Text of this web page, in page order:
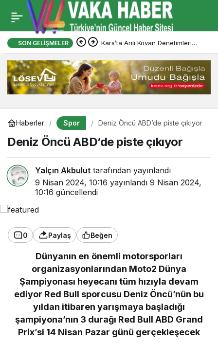
SON GELIŞMELER Kars’ta Arılı Kovan Denetimleri
Sürüyor
Haberler Spor Deniz Öncü ABD’de piste çıkıyor
Deniz Öncü ABD’de piste çıkıyor
Yalçın Akbulut tarafından yayınlandı
9 Nisan 2024, 10:16 yayınlandı 9 Nisan 2024,
10:16 güncellendi
0 Paylaş Beğen
Dünyanın en önemli motorsporları
organizasyonlarından Moto2 Dünya
Şampiyonası heyecanı tüm hızıyla devam
ediyor Red Bull sporcusu Deniz Öncü’nün bu
yıldan itibaren yarışmaya başladığı
şampiyona’nın 3 durağı Red Bull ABD Grand
Prix’si 14 Nisan Pazar günü gerçekleşecek